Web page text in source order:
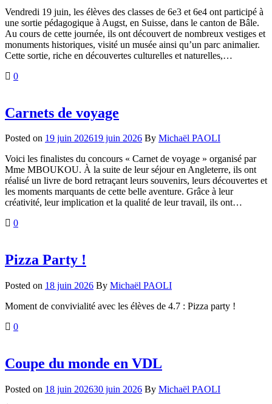
Vendredi 19 juin, les élèves des classes de 6e3 et 6e4 ont participé à
une sortie pédagogique à Augst, en Suisse, dans le canton de Bâle.
Au cours de cette journée, ils ont découvert de nombreux vestiges et
monuments historiques, visité un musée ainsi qu’un parc animalier.
Cette sortie, riche en découvertes culturelles et naturelles,…
0
Carnets de voyage
Posted on 19 juin 202619 juin 2026 By Michaël PAOLI
Voici les finalistes du concours « Carnet de voyage » organisé par
Mme MBOUKOU. À la suite de leur séjour en Angleterre, ils ont
réalisé un livre de bord retraçant leurs souvenirs, leurs découvertes et
les moments marquants de cette belle aventure. Grâce à leur
créativité, leur implication et la qualité de leur travail, ils ont…
0
Pizza Party !
Posted on 18 juin 2026 By Michaël PAOLI
Moment de convivialité avec les élèves de 4.7 : Pizza party !
0
Coupe du monde en VDL
Posted on 18 juin 202630 juin 2026 By Michaël PAOLI